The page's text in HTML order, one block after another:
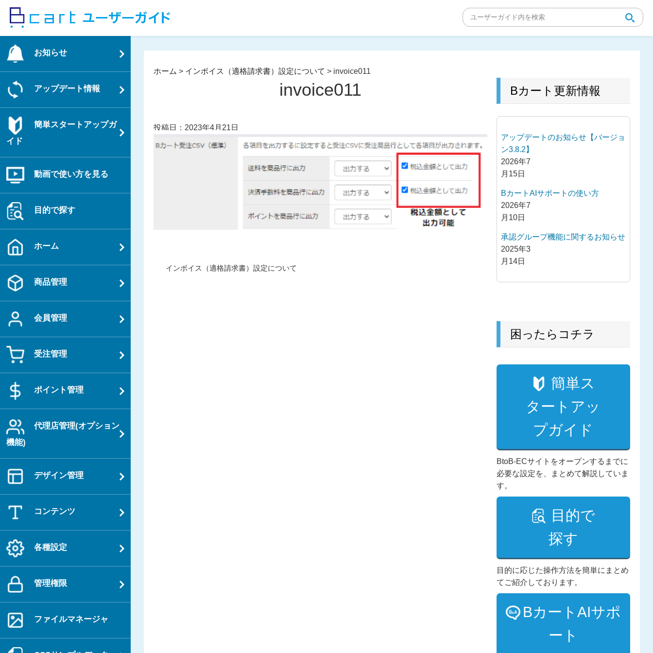
ッ
お知らせ
アップデート情報
簡単スタートアップガ
イド
動画で使い方を見る
目的で探す
ホーム
商品管理
会員管理
受注管理
ポイント管理
代理店管理(オプション
機能)
デザイン管理
コンテンツ
各種設定
管理権限
ファイルマネージャ
ホーム > インボイス（適格請求書）設定について > invoice011
invoice011
投稿日：2023年4月21日
過
インボイス（適格請求書）設定について
Bカート更新情報
アップデートのお知らせ【バージョ
ン3.8.2】
2026年7
月15日
BカートAIサポートの使い方
2026年7
月10日
承認グループ機能に関するお知らせ
2025年3
月14日
困ったらコチラ
簡単ス
タートアッ
プガイド
BtoB-ECサイトをオープンするまでに
必要な設定を、まとめて解説していま
す。
目的で
探す
目的に応じた操作方法を簡単にまとめ
てご紹介しております。
BカートAIサポ
ート